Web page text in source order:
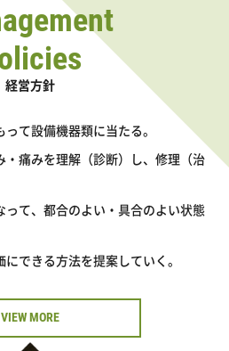
経営方針
て設備機器類に当たる。
痛みを理解（診断）し、修理（治
て、都合のよい・具合のよい状態
できる方法を提案していく。
VIEW MORE